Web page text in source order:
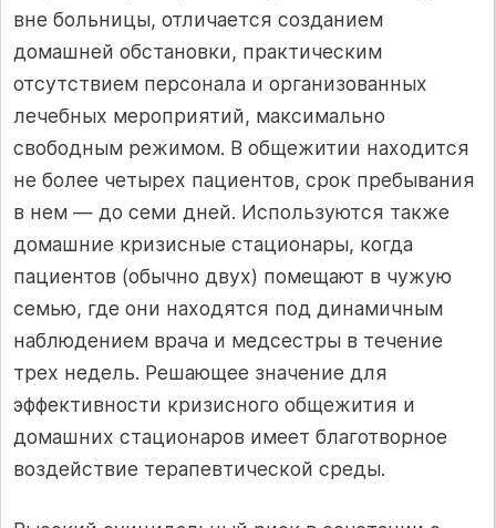
вне больницы, отличается созданием
домашней обстановки, практическим
отсутствием персонала и организованных
лечебных мероприятий, максимально
свободным режимом. В общежитии находится
не более четырех пациентов, срок пребывания
в нем — до семи дней. Используются также
домашние кризисные стационары, когда
пациентов (обычно двух) помещают в чужую
семью, где они находятся под динамичным
наблюдением врача и медсестры в течение
трех недель. Решающее значение для
эффективности кризисного общежития и
домашних стационаров имеет благотворное
воздействие терапевтической среды.